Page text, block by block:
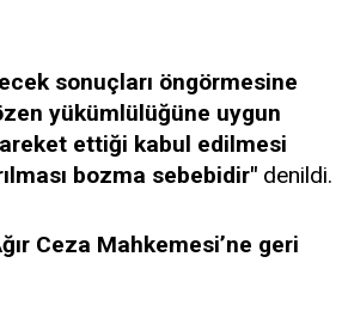
sonuçları öngörmesine
yükümlülüğüne uygun
ettiği kabul edilmesi
bozma sebebidir" denildi.
Ceza Mahkemesi’ne geri